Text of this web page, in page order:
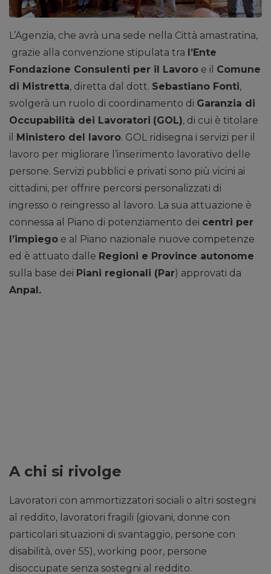
L’Agenzia, che avrà una sede nella Città amastratina,
grazie alla convenzione stipulata tra l’Ente
Fondazione Consulenti per il Lavoro e il Comune
di Mistretta, diretta dal dott. Sebastiano Fonti,
svolgerà un ruolo di coordinamento di Garanzia di
Occupabilità dei Lavoratori (GOL), di cui è titolare
il Ministero del lavoro. GOL ridisegna i servizi per il
lavoro per migliorare l’inserimento lavorativo delle
persone. Servizi pubblici e privati sono più vicini ai
cittadini, per offrire percorsi personalizzati di
ingresso o reingresso al lavoro. La sua attuazione è
connessa al Piano di potenziamento dei centri per
l’impiego e al Piano nazionale nuove competenze
ed è attuato dalle Regioni e Province autonome
sulla base dei Piani regionali (Par) approvati da
Anpal.
A chi si rivolge
Lavoratori con ammortizzatori sociali o altri sostegni
al reddito, lavoratori fragili (giovani, donne con
particolari situazioni di svantaggio, persone con
disabilità, over 55), working poor, persone
disoccupate senza sostegni al reddito.